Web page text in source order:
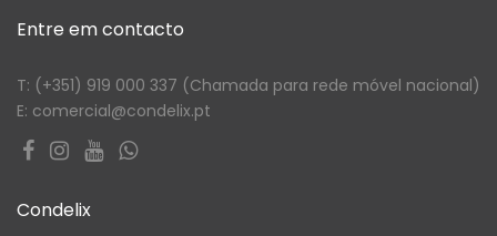
Entre em contacto
T: (+351) 919 000 337 (Chamada para rede móvel nacional)
E: comercial@condelix.pt
Condelix